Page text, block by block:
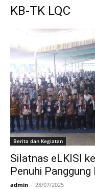
KB-TK LQC
Berita dan Kegiatan
Silatnas eLKISI
Penuhi
admin - 28/07/2025